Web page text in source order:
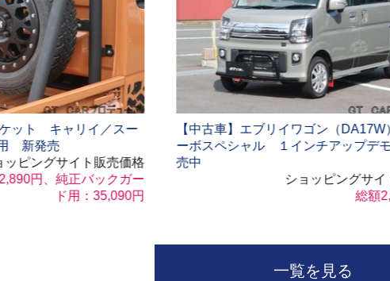
HIDランプキット
アクセサリー
リフトアップキット(1インチアップ)
リフトアップキット(2インチアップ)
アップスプリング
【中古車】エブリイワゴン（DA17W） PZタ
ーボスペシャル １インチアップデモカー 販
売中
ショッピングサイト販売価格
【中古車】ス
ダウンデモカ
一覧を見る